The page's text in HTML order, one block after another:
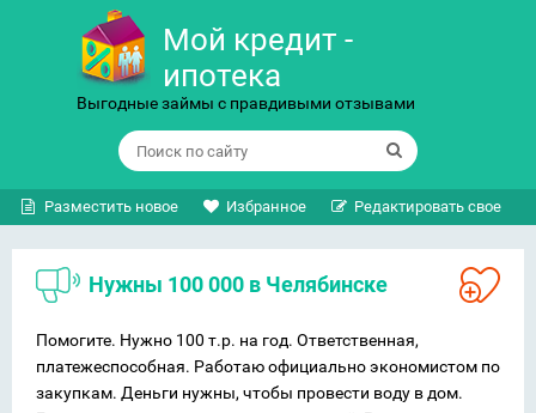
Мой кредит -
ипотека
Выгодные займы с правдивыми отзывами
Разместить новое Избранное Редактировать свое
Нужны 100 000 в Челябинске
Помогите. Нужно 100 т.р. на год. Ответственная,
платежеспособная. Работаю официально экономистом по
закупкам. Деньги нужны, чтобы провести воду в дом.